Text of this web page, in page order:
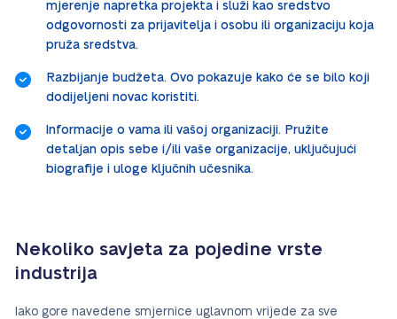
mjerenje napretka projekta i služi kao sredstvo
odgovornosti za prijavitelja i osobu ili organizaciju koja
pruža sredstva.
Razbijanje budžeta. Ovo pokazuje kako će se bilo koji
dodijeljeni novac koristiti.
Informacije o vama ili vašoj organizaciji. Pružite
detaljan opis sebe i/ili vaše organizacije, uključujući
biografije i uloge ključnih učesnika.
Nekoliko savjeta za pojedine vrste
industrija
Iako gore navedene smjernice uglavnom vrijede za sve